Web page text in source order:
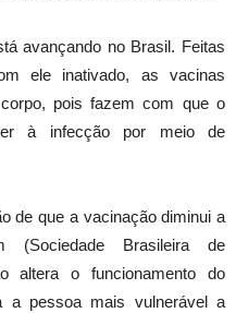
avançando no Brasil. Feitas
ele inativado, as vacinas
pois fazem com que o
à infecção por meio de
de que a vacinação diminui a
(Sociedade Brasileira de
altera o funcionamento do
a pessoa mais vulnerável a